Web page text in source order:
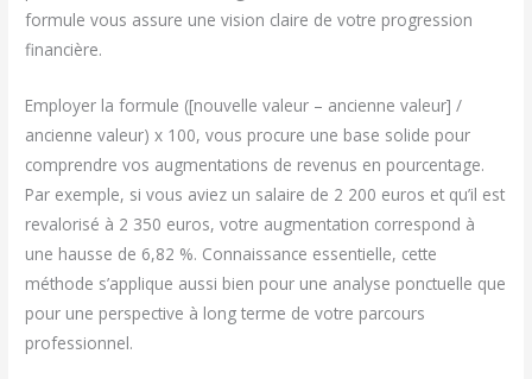
formule vous assure une vision claire de votre progression
financière.
Employer la formule ([nouvelle valeur – ancienne valeur] /
ancienne valeur) x 100, vous procure une base solide pour
comprendre vos augmentations de revenus en pourcentage.
Par exemple, si vous aviez un salaire de 2 200 euros et qu’il est
revalorisé à 2 350 euros, votre augmentation correspond à
une hausse de 6,82 %. Connaissance essentielle, cette
méthode s’applique aussi bien pour une analyse ponctuelle que
pour une perspective à long terme de votre parcours
professionnel.